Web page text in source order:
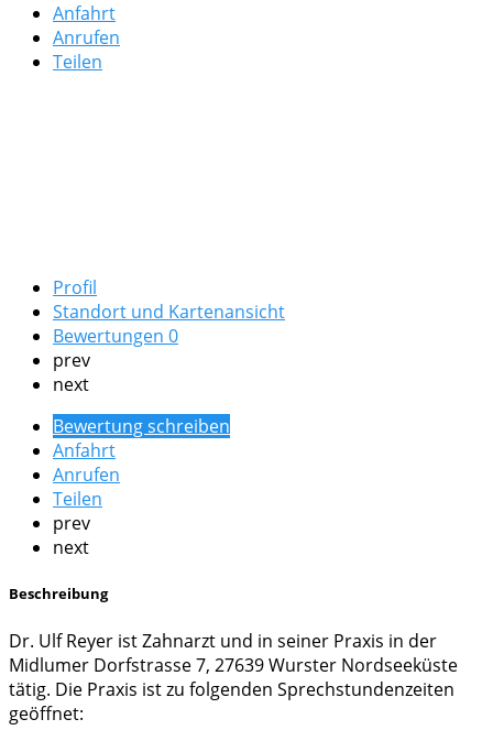
Anfahrt
Anrufen
Teilen
Profil
Standort und Kartenansicht
Bewertungen 0
prev
next
Bewertung schreiben
Anfahrt
Anrufen
Teilen
prev
next
Beschreibung
Dr. Ulf Reyer ist Zahnarzt und in seiner Praxis in der
Midlumer Dorfstrasse 7, 27639 Wurster Nordseeküste
tätig. Die Praxis ist zu folgenden Sprechstundenzeiten
geöffnet: